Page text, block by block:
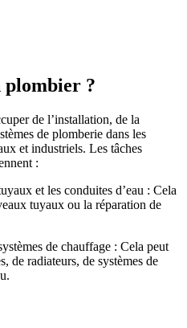
plombier ?
de l’installation, de la
de plomberie dans les
et industriels. Les tâches
:
et les conduites d’eau : Cela
tuyaux ou la réparation de
de chauffage : Cela peut
de radiateurs, de systèmes de